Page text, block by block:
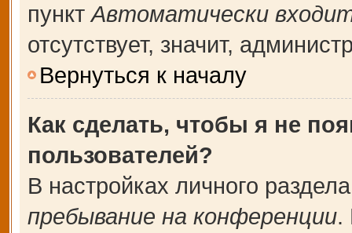
пунктАвтоматически
отсутствует, значит,
Вернуться к началу
Как сделать, чтобы я не
пользователей?
В настройках личного
пребывание на конференции.